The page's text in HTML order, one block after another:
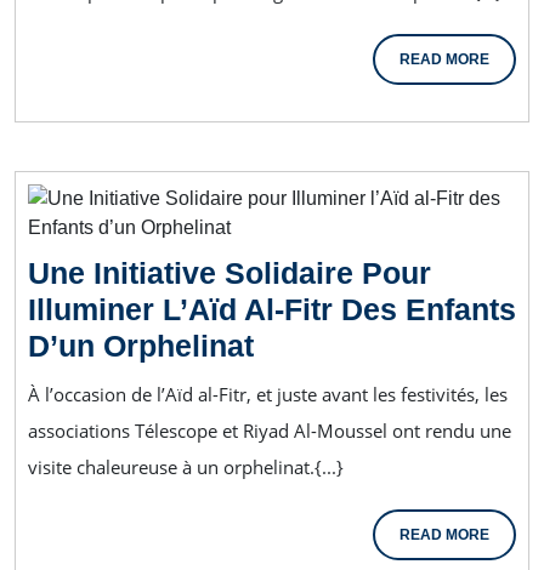
READ MORE
Une Initiative Solidaire Pour
Illuminer L’Aïd Al-Fitr Des Enfants
D’un Orphelinat
À l’occasion de l’Aïd al-Fitr, et juste avant les festivités, les
associations Télescope et Riyad Al-Moussel ont rendu une
visite chaleureuse à un orphelinat.{...}
READ MORE